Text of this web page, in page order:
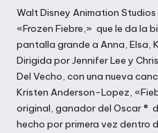
Walt Disney Animation
«Frozen Fiebre,» que le da la
pantalla grande a Anna, Elsa,
Dirigida por Jennifer Lee y
Del Vecho, con una nueva
Kristen Anderson-Lopez,
original, ganador del Oscar ®
hecho por primera vez dentro